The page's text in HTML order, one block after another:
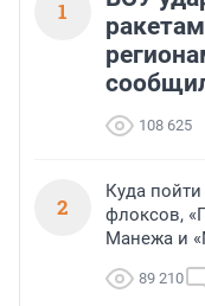
1
108 625
2
Куда
флоксов,
Манежа и
89 210